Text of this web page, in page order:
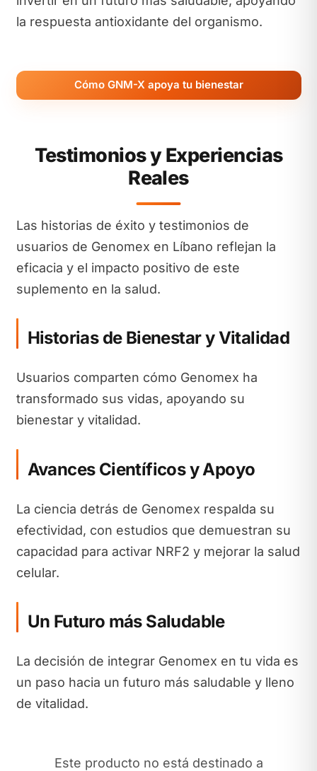
la respuesta antioxidante del organismo.
Cómo GNM-X apoya tu bienestar
Testimonios y Experiencias
Reales
Las historias de éxito y testimonios de
usuarios de Genomex en Líbano reflejan la
eficacia y el impacto positivo de este
suplemento en la salud.
Historias de Bienestar y Vitalidad
Usuarios comparten cómo Genomex ha
transformado sus vidas, apoyando su
bienestar y vitalidad.
Avances Científicos y Apoyo
La ciencia detrás de Genomex respalda su
efectividad, con estudios que demuestran su
capacidad para activar NRF2 y mejorar la salud
celular.
Un Futuro más Saludable
La decisión de integrar Genomex en tu vida es
un paso hacia un futuro más saludable y lleno
de vitalidad.
Este producto no está destinado a